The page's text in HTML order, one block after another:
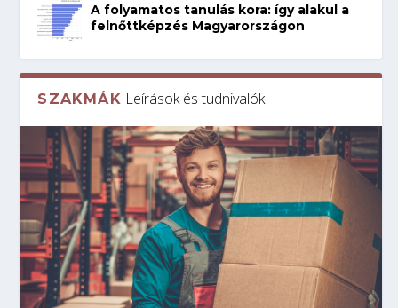
A folyamatos tanulás kora: így alakul a
felnőttképzés Magyarországon
SZAKMÁK Leírások és tudnivalók